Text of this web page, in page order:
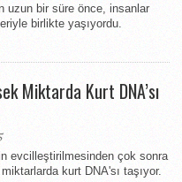
uzun bir süre önce, insanlar
birlikte yaşıyordu.
Miktarda Kurt DNA’sı
evcilleştirilmesinden çok sonra
kurt DNA'sı taşıyor.